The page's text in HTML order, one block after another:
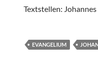
Textstellen:
EVANGELIUM